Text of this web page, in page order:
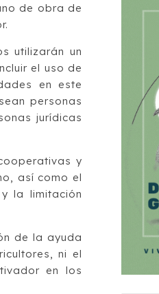
de obra de
utilizarán un
el uso de
en este
personas
jurídicas
y
así como el
la limitación
de la ayuda
ni el
en los